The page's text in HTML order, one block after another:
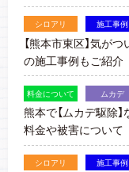
シロアリ 施工事例
【熊本市東区】気が
の施工事例もご紹介
料金について ムカデ
熊本で【ムカデ駆除
料金や被害について
シロアリ 施工事例